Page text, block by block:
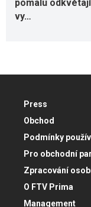
pomalu
vy…
Press
Obchod
Podmínky
Pro obchodní
Zpracování
O FTV Prima
Management